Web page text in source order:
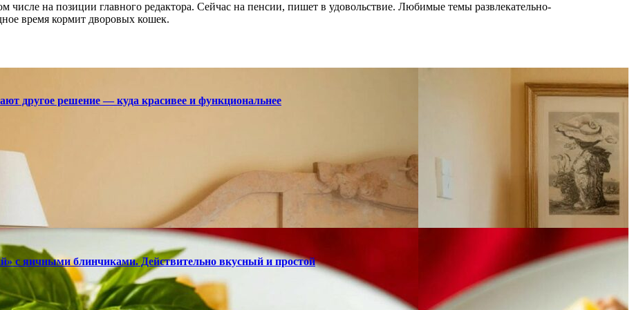
числе на позиции главного редактора. Сейчас на пенсии, пишет в удовольствие. Любимые темы развлекательно-
время кормит дворовых кошек.
другое решение — куда красивее и функциональнее
с яичными блинчиками. Действительно вкусный и простой